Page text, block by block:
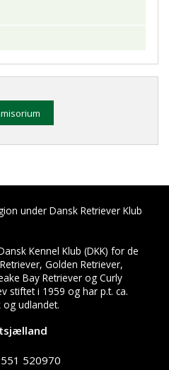
under Dansk Retriever Klub
Kennel Klub (DKK) for de
Golden Retriever,
Bay Retriever og Curly
stiftet i 1959 og har p.t. ca.
udlandet.
520970